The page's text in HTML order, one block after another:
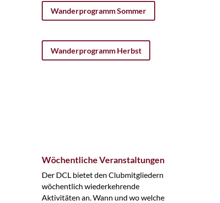
Wanderprogramm Sommer
Wanderprogramm Herbst
Wöchentliche Veranstaltungen
Der DCL bietet den Clubmitgliedern
wöchentlich wiederkehrende
Aktivitäten an. Wann und wo welche